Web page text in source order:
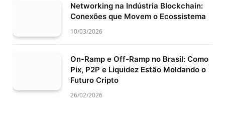
Networking na Indústria Blockchain:
Conexões que Movem o Ecossistema
10/03/2026
On-Ramp e Off-Ramp no Brasil: Como
Pix, P2P e Liquidez Estão Moldando o
Futuro Cripto
26/02/2026